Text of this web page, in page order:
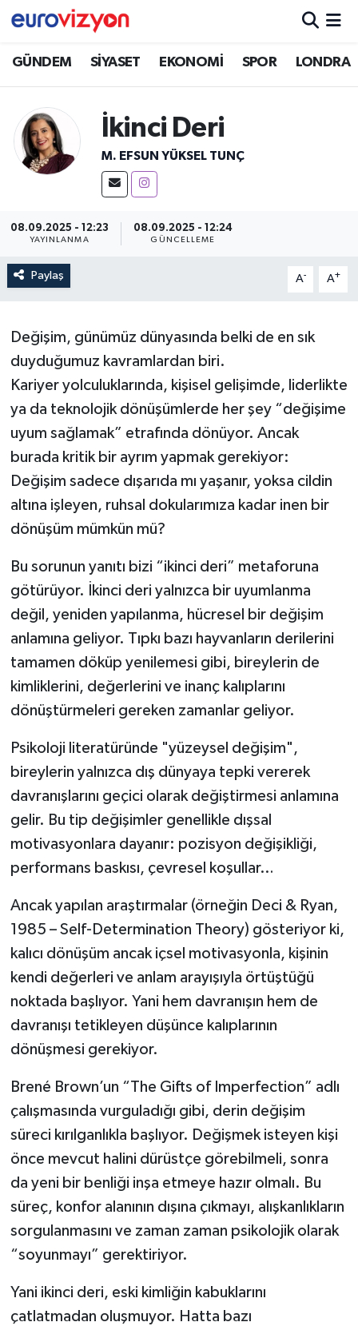
GÜNDEM SİYASET EKONOMİ SPOR LONDRA
İkinci Deri
M. EFSUN YÜKSEL TUNÇ
08.09.2025 - 12:23
YAYINLANMA
08.09.2025 - 12:24
GÜNCELLEME
Paylaş A- A+
Değişim, günümüz dünyasında belki de en sık
duyduğumuz kavramlardan biri.
Kariyer yolculuklarında, kişisel gelişimde, liderlikte
ya da teknolojik dönüşümlerde her şey “değişime
uyum sağlamak” etrafında dönüyor. Ancak
burada kritik bir ayrım yapmak gerekiyor:
Değişim sadece dışarıda mı yaşanır, yoksa cildin
altına işleyen, ruhsal dokularımıza kadar inen bir
dönüşüm mümkün mü?
Bu sorunun yanıtı bizi “ikinci deri” metaforuna
götürüyor. İkinci deri yalnızca bir uyumlanma
değil, yeniden yapılanma, hücresel bir değişim
anlamına geliyor. Tıpkı bazı hayvanların derilerini
tamamen döküp yenilemesi gibi, bireylerin de
kimliklerini, değerlerini ve inanç kalıplarını
dönüştürmeleri gereken zamanlar geliyor.
Psikoloji literatüründe "yüzeysel değişim",
bireylerin yalnızca dış dünyaya tepki vererek
davranışlarını geçici olarak değiştirmesi anlamına
gelir. Bu tip değişimler genellikle dışsal
motivasyonlara dayanır: pozisyon değişikliği,
performans baskısı, çevresel koşullar…
Ancak yapılan araştırmalar (örneğin Deci & Ryan,
1985 – Self-Determination Theory) gösteriyor ki,
kalıcı dönüşüm ancak içsel motivasyonla, kişinin
kendi değerleri ve anlam arayışıyla örtüştüğü
noktada başlıyor. Yani hem davranışın hem de
davranışı tetikleyen düşünce kalıplarının
dönüşmesi gerekiyor.
Brené Brown’un “The Gifts of Imperfection” adlı
çalışmasında vurguladığı gibi, derin değişim
süreci kırılganlıkla başlıyor. Değişmek isteyen kişi
önce mevcut halini dürüstçe görebilmeli, sonra
da yeni bir benliği inşa etmeye hazır olmalı. Bu
süreç, konfor alanının dışına çıkmayı, alışkanlıkların
sorgulanmasını ve zaman zaman psikolojik olarak
“soyunmayı” gerektiriyor.
Yani ikinci deri, eski kimliğin kabuklarını
çatlatmadan oluşmuyor. Hatta bazı